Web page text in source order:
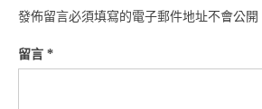
發佈留言必須填寫的電子郵件地址不會公開
留言 *